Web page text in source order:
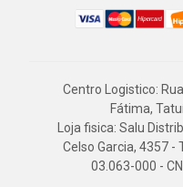
Centro Logistico:
Fátima,
Loja fisica: Salu
Celso Garcia, 4357 -
03.063-000 -